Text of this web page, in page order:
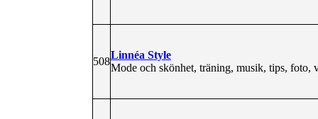
508
Linnéa Style
Mode och skönhet, träning, musik, tips, foto,